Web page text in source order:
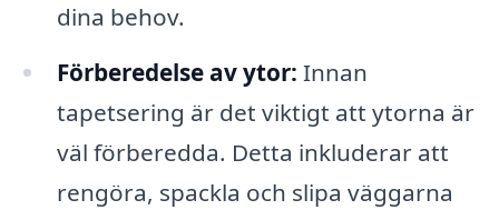
dina behov.
Förberedelse av ytor: Innan
tapetsering är det viktigt att ytorna är
väl förberedda. Detta inkluderar att
rengöra, spackla och slipa väggarna